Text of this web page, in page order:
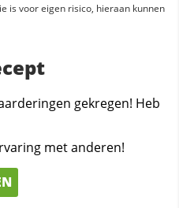
is voor eigen risico, hieraan kunnen
gekregen! Heb
met anderen!